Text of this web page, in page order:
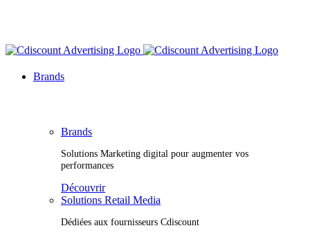
Brands
Brands
Solutions Marketing digital pour augmenter vos
performances
Découvrir
Solutions Retail Media
Dédiées aux fournisseurs Cdiscount